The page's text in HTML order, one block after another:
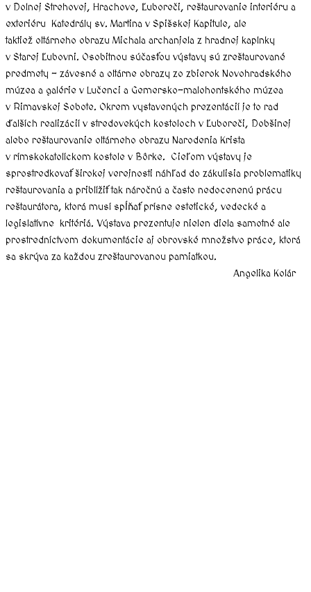
v Dolnej Strehovej, Hrachove, Ľuboreči, reštaurovanie interiéru a
exteriéru Katedrály sv. Martina v Spišskej Kapitule, ale
taktiež oltárneho obrazu Michala archanjela z hradnej kaplnky
v Starej Ľubovni. Osobitnou súčasťou výstavy sú zreštaurované
predmety – závesné a oltárne obrazy zo zbierok Novohradského
múzea a galérie v Lučenci a Gemersko-malohontského múzea
v Rimavskej Sobote. Okrem vystavených prezentácií je to rad
ďalších realizácií v stredovekých kostoloch v Ľuboreči, Dobšinej
alebo reštaurovanie oltárneho obrazu Narodenia Krista
v rímskokatolíckom kostole v Bôrke. Cieľom výstavy je
sprostredkovať širokej verejnosti náhľad do zákulisia problematiky
reštaurovania a priblížiť tak náročnú a často nedocenenú prácu
reštaurátora, ktorá musí spĺňať prísne estetické, vedecké a
legislatívne kritériá. Výstava prezentuje nielen diela samotné ale
prostredníctvom dokumentácie aj obrovské množstvo práce, ktorá
sa skrýva za každou zreštaurovanou pamiatkou.
Angelika Kolár